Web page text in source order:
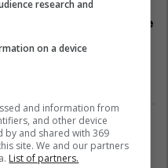
në Dragash: Të
finalja e madhe LAN e
për vrasje të rëndë
vrau një vajzë "nga
research and
on a device
and information from
and other device
by and shared with 369
site. We and our partners
List of partners.